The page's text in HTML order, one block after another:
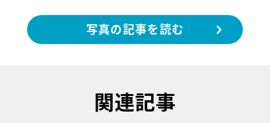
写真の記事を読む
関連記事